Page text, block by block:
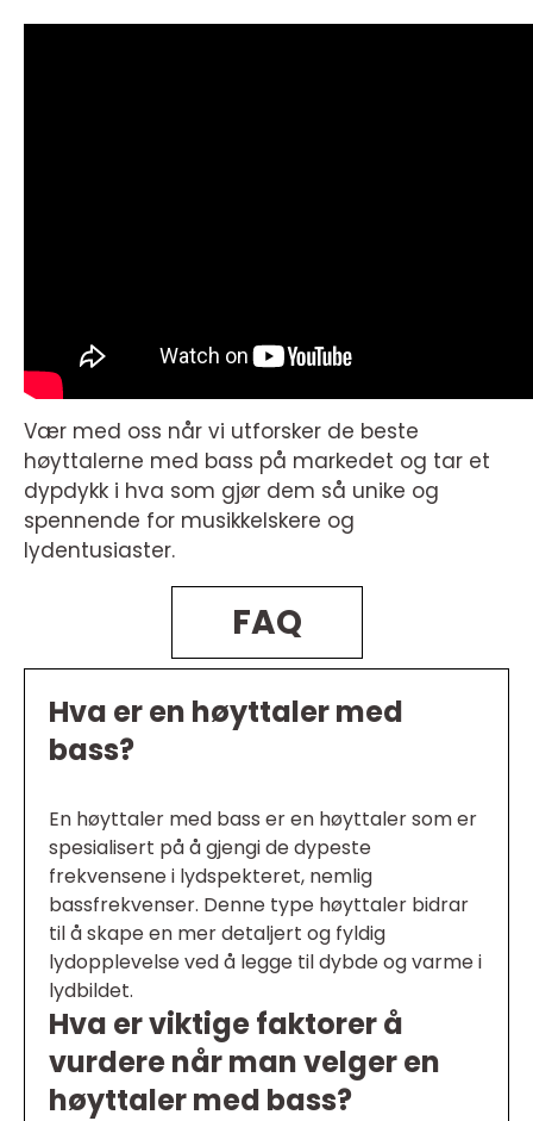
Vær med oss når vi utforsker de beste
høyttalerne med bass på markedet og tar et
dypdykk i hva som gjør dem så unike og
spennende for musikkelskere og
lydentusiaster.
FAQ
Hva er en høyttaler med
bass?
En høyttaler med bass er en høyttaler som er
spesialisert på å gjengi de dypeste
frekvensene i lydspekteret, nemlig
bassfrekvenser. Denne type høyttaler bidrar
til å skape en mer detaljert og fyldig
lydopplevelse ved å legge til dybde og varme i
lydbildet.
Hva er viktige faktorer å
vurdere når man velger en
høyttaler med bass?